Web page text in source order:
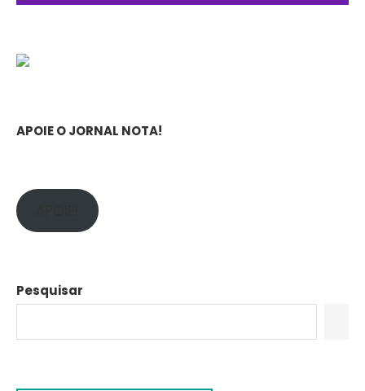
APOIE O JORNAL NOTA!
Pesquisar